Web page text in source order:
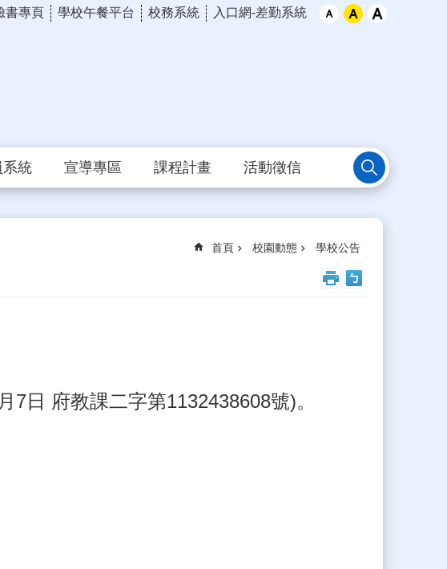
書專頁 學校午餐平台 校務系統 入口網-差勤系統
系統 宣導專區 課程計畫 活動徵信
首頁 校園動態 學校公告
日 府教課二字第1132438608號)。